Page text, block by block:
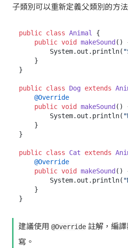
子類別可以重新定義父類別的方法
public class Animal
{
public void makeSound ()
        System.out.println(
}
public class Dog extends
@Override
public void makeSound ()
        System.out.println(
}
public class Cat extends
@Override
public void makeSound ()
        System.out.println(
建議使用 @Override 註解，編
寫。